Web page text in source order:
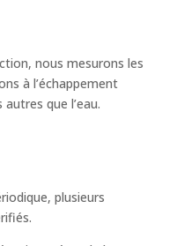
nous mesurons les
à l’échappement
que l’eau.
plusieurs